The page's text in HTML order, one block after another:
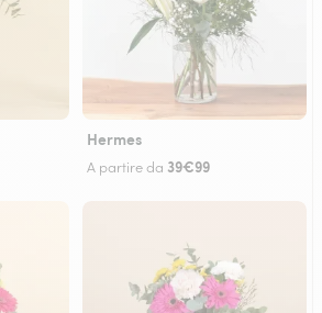
Hermes
A partire da 39€99